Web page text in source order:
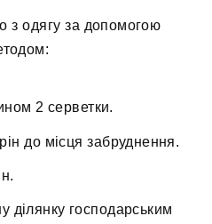
з одягу за допомогою
2 серветки.
до місця забруднення.
ділянку господарським